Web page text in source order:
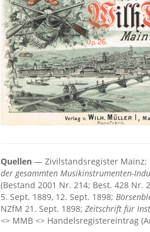
Quellen — Zivilstandsregister Mainz;
der gesammten Musikinstrumenten-
(Bestand 2001 Nr. 214; Best. 428 Nr.
5. Sept. 1889, 12. Sept. 1898;
NZfM 21. Sept. 1898; Zeitschrift für
<> MMB <> Handelsregistereintrag